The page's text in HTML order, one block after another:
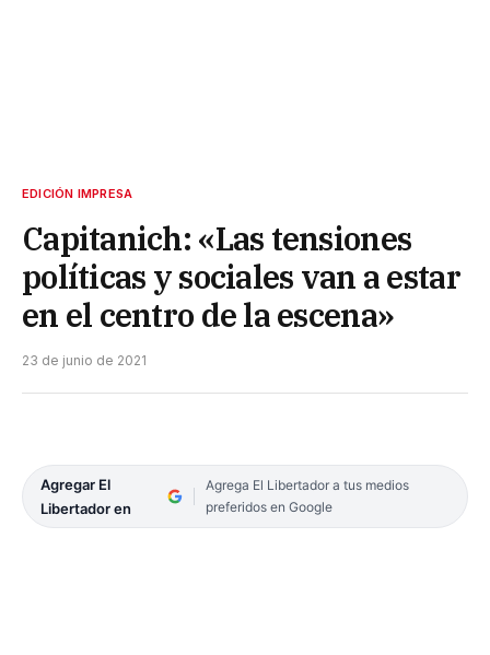
EDICIÓN IMPRESA
Capitanich: «Las tensiones
políticas y sociales van a estar
en el centro de la escena»
23 de junio de 2021
Agregar El
Libertador en
Agrega El Libertador a tus medios
preferidos en Google